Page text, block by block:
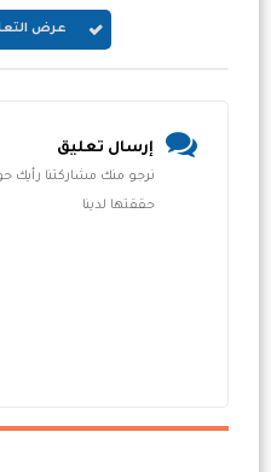
عرض
إرسال تعليق
نرجو منك مشاركتنا رأيك
حققتها لدينا